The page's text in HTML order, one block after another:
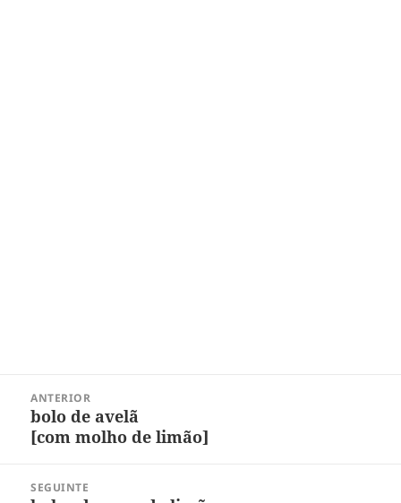
ANTERIOR
Post
anterior:
bolo de avelã
[com molho de limão]
SEGUINTE